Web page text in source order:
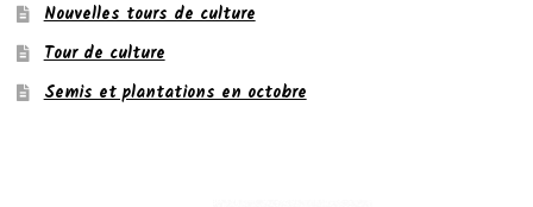
Nouvelles tours de culture
Tour de culture
Semis et plantations en octobre